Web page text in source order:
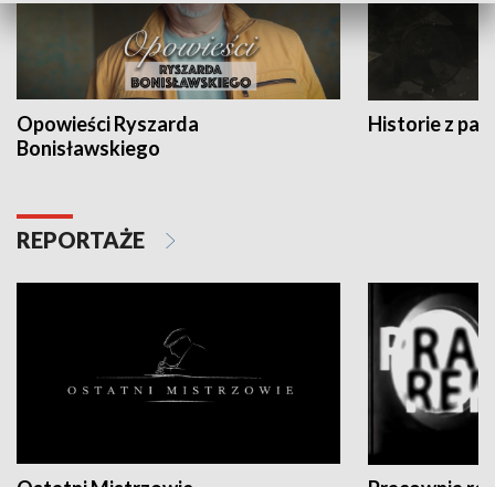
Opowieści Ryszarda
Bonisławskiego
Historie z
REPORTAŻE